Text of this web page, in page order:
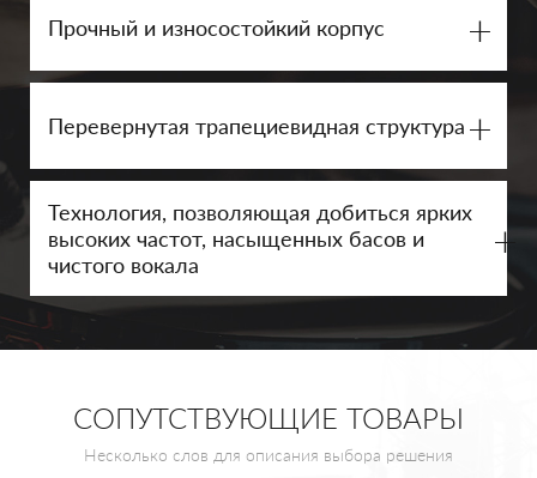
Прочный и износостойкий корпус +
Перевернутая трапециевидная структура +
Технология, позволяющая добиться ярких
высоких частот, насыщенных басов и
чистого вокала
+
СОПУТСТВУЮЩИЕ ТОВАРЫ
Несколько слов для описания выбора решения